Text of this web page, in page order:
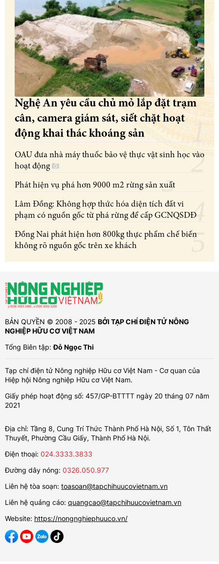
Nghệ An yêu cầu chủ mỏ lắp đặt trạm
cân, camera giám sát, siết chặt hoạt
động khai thác khoáng sản
OAU đưa nhà máy thuốc bảo vệ thực vật sinh học vào
hoạt động
Phát hiện vụ phá hơn 9000 m2 rừng sản xuất
Lâm Đồng: Không hợp thức hóa diện tích đất vi
phạm có nguồn gốc từ phá rừng để cấp GCNQSDĐ
Đồng Nai phát hiện hơn 800kg thực phẩm chế biến
không rõ nguồn gốc trên xe khách
BẢN QUYỀN © 2008 - 2025 BỞI TẠP CHÍ ĐIỆN TỬ NÔNG
NGHIỆP HỮU CƠ VIỆT NAM
Tổng Biên tập:Đỗ Ngọc Thi
Tạp chí điện tử Nông nghiệp Hữu cơ Việt Nam - Cơ quan của
Hiệp hội Nông nghiệp Hữu cơ Việt Nam.
Giấy phép hoạt động số: 457/GP-BTTTT ngày 20 tháng 07 năm
2021
Địa chỉ: Tầng 8, Cung Trí Thức Thành Phố Hà Nội, Số 1, Tôn Thất
Thuyết, Phường Cầu Giấy, Thành Phố Hà Nội.
Điện thoại: 024.3333.3833
Đường dây nóng: 0326.050.977
Liên hệ tòa soạn: toasoan@tapchihuucovietnam.vn
Liên hệ quảng cáo: quangcao@tapchihuucovietnam.vn
Website: https://nongnghiephuuco.vn/